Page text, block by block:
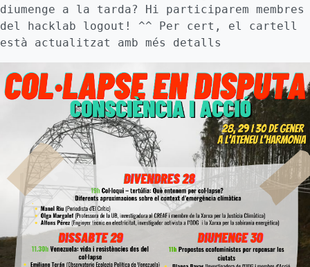
diumenge a la tarda? Hi participarem membres
del hacklab logout! ^^ Per cert, el cartell
està actualitzat amb més detalls